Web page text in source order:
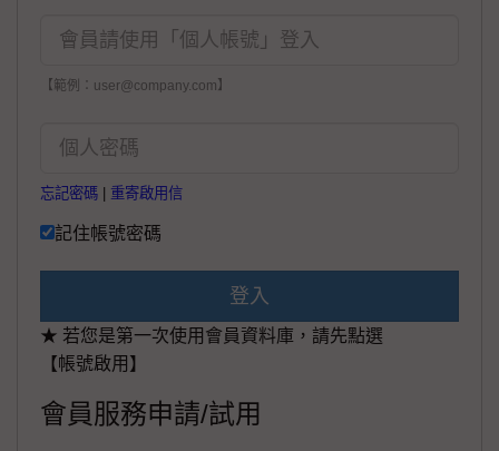
【範例：user@company.com】
忘記密碼 重寄啟用信
記住帳號密碼
登入
★ 若您是第一次使用會員資料庫，請先點選
【帳號啟用】
會員服務申請/試用